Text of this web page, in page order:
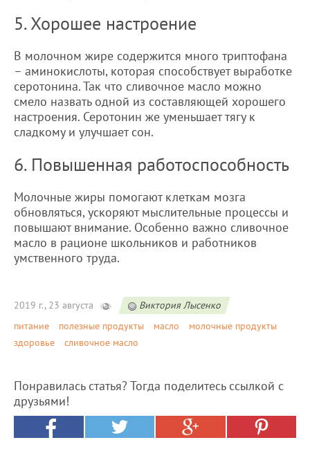
5. Хорошее настроение
В молочном жире содержится много триптофана
– аминокислоты, которая способствует выработке
серотонина. Так что сливочное масло можно
смело назвать одной из составляющей хорошего
настроения. Серотонин же уменьшает тягу к
сладкому и улучшает сон.
6. Повышенная работоспособность
Молочные жиры помогают клеткам мозга
обновляться, ускоряют мыслительные процессы и
повышают внимание. Особенно важно сливочное
масло в рационе школьников и работников
умственного труда.
2019 г., 23 августа
Виктория Лысенко
питание
полезные продукты масло
молочные продукты
здоровье
сливочное масло
Понравилась статья? Тогда поделитесь ссылкой с
друзьями!